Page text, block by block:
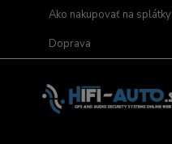
Ako nakupovať na splátky
Doprava